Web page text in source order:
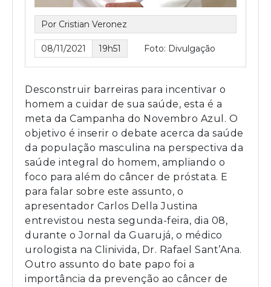
Por Cristian Veronez
08/11/2021 19h51 Foto: Divulgação
Desconstruir barreiras para incentivar o
homem a cuidar de sua saúde, esta é a
meta da Campanha do Novembro Azul. O
objetivo é inserir o debate acerca da saúde
da população masculina na perspectiva da
saúde integral do homem, ampliando o
foco para além do câncer de próstata. E
para falar sobre este assunto, o
apresentador Carlos Della Justina
entrevistou nesta segunda-feira, dia 08,
durante o Jornal da Guarujá, o médico
urologista na Clinivida, Dr. Rafael Sant’Ana.
Outro assunto do bate papo foi a
importância da prevenção ao câncer de